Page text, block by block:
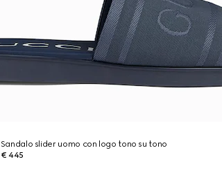
Sandalo slider uomo con logo tono su tono
€ 445